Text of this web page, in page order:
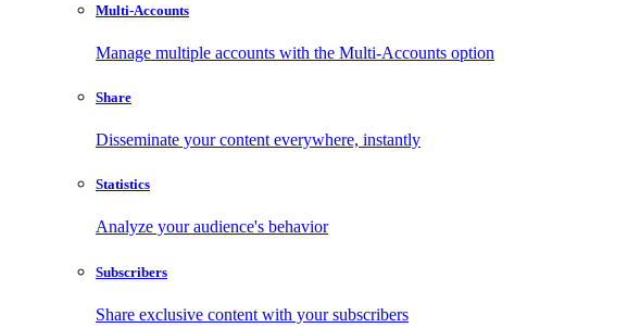
Multi-Accounts
Manage multiple accounts with the Multi-Accounts option
Share
Disseminate your content everywhere, instantly
Statistics
Analyze your audience's behavior
Subscribers
Share exclusive content with your subscribers